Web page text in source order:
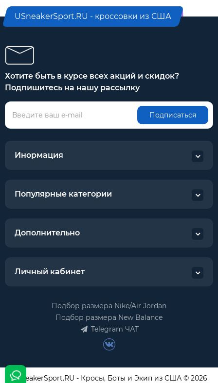
USneakerSport.RU - кроссовки из США
Хотите быть в курсе всех акций и скидок?
Подпишитесь на нашу рассылку
Подписаться
Инормация
Популярные категории
Дополнительно
Личный кабинет
Подбор размера Nike/Air Jordan
Подбор размера New Balance
Telegram ЧАТ
USneakerSport.RU - Кросы, Боты и Экип из США © 2026